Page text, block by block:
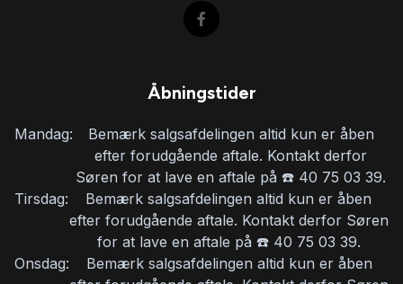
Åbningstider
Mandag:
Bemærk salgsafdelingen altid kun er åben
efter forudgående aftale. Kontakt derfor
Søren for at lave en aftale på ☎️ 40 75 03 39.
Tirsdag:
Bemærk salgsafdelingen altid kun er åben
efter forudgående aftale. Kontakt derfor Søren
for at lave en aftale på ☎️ 40 75 03 39.
Onsdag:
Bemærk salgsafdelingen altid kun er åben